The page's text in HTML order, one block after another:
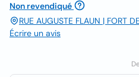
Non revendiqué
RUE AUGUSTE FLAUN | FORT
Écrire un avis